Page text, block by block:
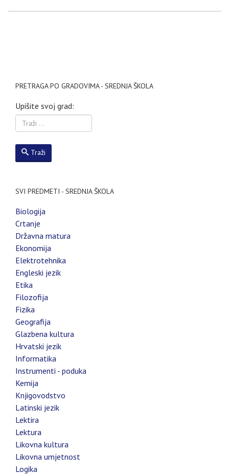
PRETRAGA PO GRADOVIMA - SREDNJA ŠKOLA
Upišite svoj grad:
Traži
SVI PREDMETI - SREDNJA ŠKOLA
Biologija
Crtanje
Državna matura
Ekonomija
Elektrotehnika
Engleski jezik
Etika
Filozofija
Fizika
Geografija
Glazbena kultura
Hrvatski jezik
Informatika
Instrumenti - poduka
Kemija
Knjigovodstvo
Latinski jezik
Lektira
Lektura
Likovna kultura
Likovna umjetnost
Logika